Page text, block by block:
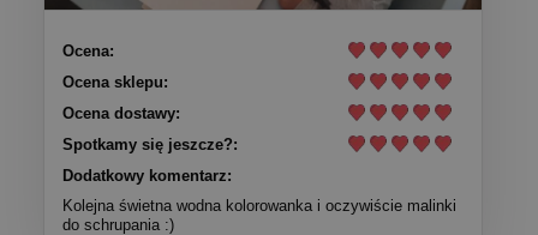
Ocena:
Ocena sklepu:
Ocena dostawy:
Spotkamy się jeszcze?:
Dodatkowy komentarz:
Kolejna świetna wodna kolorowanka i oczywiście malinki
do schrupania :)